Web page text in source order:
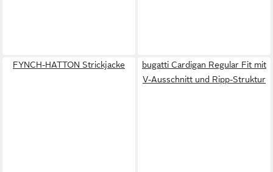
FYNCH-HATTON Strickjacke
bugatti Cardigan Regular Fit mit
V-Ausschnitt und Ripp-Struktur